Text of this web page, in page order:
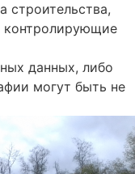
строительства,
контролирующие
данных, либо
могут быть не